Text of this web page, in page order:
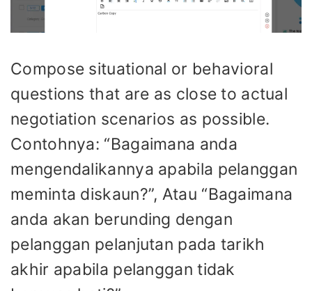
Compose situational or behavioral
questions that are as close to actual
negotiation scenarios as possible.
Contohnya: “Bagaimana anda
mengendalikannya apabila pelanggan
meminta diskaun?”, Atau “Bagaimana
anda akan berunding dengan
pelanggan pelanjutan pada tarikh
akhir apabila pelanggan tidak